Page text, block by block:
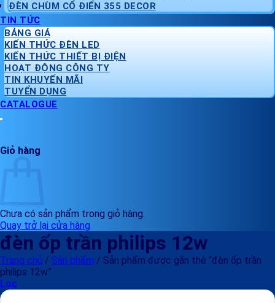
ĐÈN CHÙM CỔ ĐIỂN 355 DECOR
TIN TỨC
BẢNG GIÁ
KIẾN THỨC ĐÈN LED
KIẾN THỨC THIẾT BỊ ĐIỆN
HOẠT ĐỘNG CÔNG TY
TIN KHUYẾN MÃI
TUYỂN DỤNG
CATALOGUE
Giỏ hàng
Chưa có sản phẩm trong giỏ hàng.
Quay trở lại cửa hàng
đèn ốp trần philips 12w
Trang chủ / Sản phẩm / Sản phẩm được gắn thẻ “đèn ốp trần
philips 12w”
Lọc